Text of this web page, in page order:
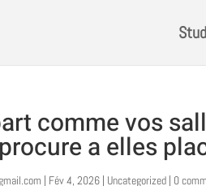
comme vos
a elles
| Fév 4, 2026 | Uncategorized | 0